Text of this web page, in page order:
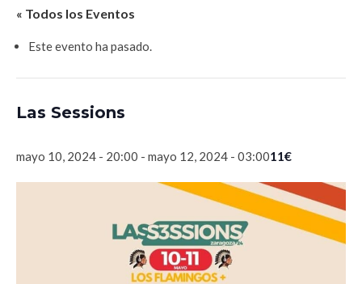
« Todos los Eventos
Este evento ha pasado.
Las Sessions
mayo 10, 2024 - 20:00 - mayo 12, 2024 - 03:0011€